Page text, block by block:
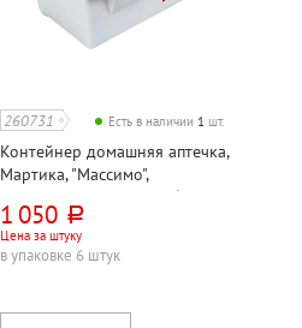
260731 Есть в наличии 1 шт.
Контейнер домашняя аптечка,
Мартика, "Массимо",
40,4см*23,8см*20,9см, белый,
пластик
1 050 руб.
Цена за штуку
в упаковке 6 штук